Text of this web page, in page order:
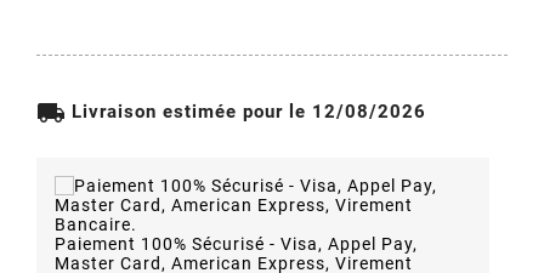
local_shipping Livraison estimée pour le 12/08/2026
Paiement 100% Sécurisé - Visa, Appel Pay,
Master Card, American Express, Virement